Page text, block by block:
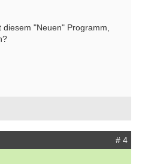
"Neuen" Programm,
# 4